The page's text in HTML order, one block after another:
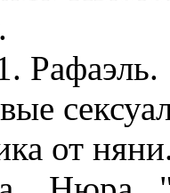
Рафаэль.
от